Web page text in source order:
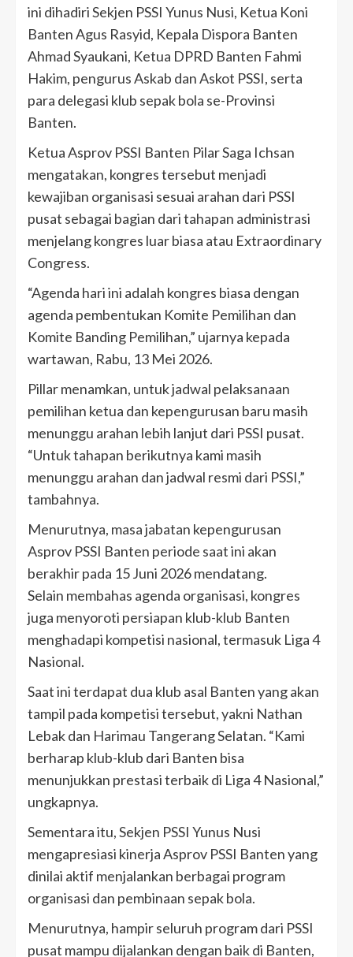
ini dihadiri Sekjen PSSI Yunus Nusi, Ketua Koni
Banten Agus Rasyid, Kepala Dispora Banten
Ahmad Syaukani, Ketua DPRD Banten Fahmi
Hakim, pengurus Askab dan Askot PSSI, serta
para delegasi klub sepak bola se-Provinsi
Banten.
Ketua Asprov PSSI Banten Pilar Saga Ichsan
mengatakan, kongres tersebut menjadi
kewajiban organisasi sesuai arahan dari PSSI
pusat sebagai bagian dari tahapan administrasi
menjelang kongres luar biasa atau Extraordinary
Congress.
“Agenda hari ini adalah kongres biasa dengan
agenda pembentukan Komite Pemilihan dan
Komite Banding Pemilihan,” ujarnya kepada
wartawan, Rabu, 13 Mei 2026.
Pillar menamkan, untuk jadwal pelaksanaan
pemilihan ketua dan kepengurusan baru masih
menunggu arahan lebih lanjut dari PSSI pusat.
“Untuk tahapan berikutnya kami masih
menunggu arahan dan jadwal resmi dari PSSI,”
tambahnya.
Menurutnya, masa jabatan kepengurusan
Asprov PSSI Banten periode saat ini akan
berakhir pada 15 Juni 2026 mendatang.
Selain membahas agenda organisasi, kongres
juga menyoroti persiapan klub-klub Banten
menghadapi kompetisi nasional, termasuk Liga 4
Nasional.
Saat ini terdapat dua klub asal Banten yang akan
tampil pada kompetisi tersebut, yakni Nathan
Lebak dan Harimau Tangerang Selatan. “Kami
berharap klub-klub dari Banten bisa
menunjukkan prestasi terbaik di Liga 4 Nasional,”
ungkapnya.
Sementara itu, Sekjen PSSI Yunus Nusi
mengapresiasi kinerja Asprov PSSI Banten yang
dinilai aktif menjalankan berbagai program
organisasi dan pembinaan sepak bola.
Menurutnya, hampir seluruh program dari PSSI
pusat mampu dijalankan dengan baik di Banten,